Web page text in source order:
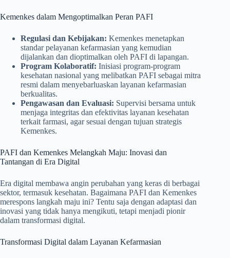
Kemenkes dalam Mengoptimalkan Peran PAFI
Regulasi dan Kebijakan: Kemenkes menetapkan
standar pelayanan kefarmasian yang kemudian
dijalankan dan dioptimalkan oleh PAFI di lapangan.
Program Kolaboratif: Inisiasi program-program
kesehatan nasional yang melibatkan PAFI sebagai mitra
resmi dalam menyebarluaskan layanan kefarmasian
berkualitas.
Pengawasan dan Evaluasi: Supervisi bersama untuk
menjaga integritas dan efektivitas layanan kesehatan
terkait farmasi, agar sesuai dengan tujuan strategis
Kemenkes.
PAFI dan Kemenkes Melangkah Maju: Inovasi dan
Tantangan di Era Digital
Era digital membawa angin perubahan yang keras di berbagai
sektor, termasuk kesehatan. Bagaimana PAFI dan Kemenkes
merespons langkah maju ini? Tentu saja dengan adaptasi dan
inovasi yang tidak hanya mengikuti, tetapi menjadi pionir
dalam transformasi digital.
Transformasi Digital dalam Layanan Kefarmasian